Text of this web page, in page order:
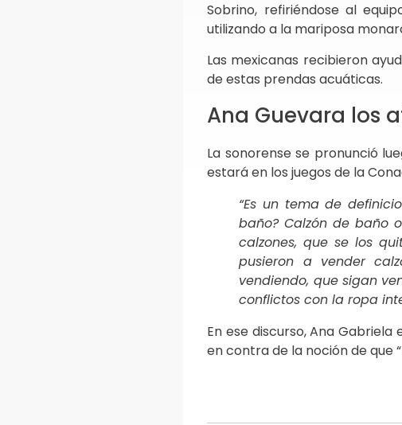
Sobrino, refiriéndose al
utilizando a la mariposa
Las mexicanas recibieron
de estas prendas acuáticas.
Ana Guevara los
La sonorense se pronunció
estará en los juegos de la
“Es un tema de
baño? Calzón de baño
calzones, que se los
pusieron a vender
vendiendo, que sigan
conflictos con la ropa
En ese discurso, Ana
en contra de la noción de que